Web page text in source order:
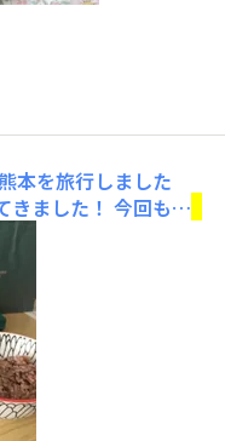
本を旅行しました
きました！ 今回も、
い超特急のコンサー
おすすめの「大野海
くちゃ買いだめして